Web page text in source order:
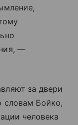
—
за двери
словам Бойко,
человека